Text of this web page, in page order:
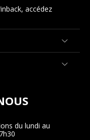
accédez
du lundi au